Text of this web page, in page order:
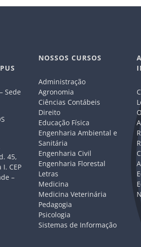
Sede
45,
CEP
–
NOSSOS CURSOS
Administração
Agronomia
Ciências Contábeis
Direito
Educação Física
Engenharia Ambiental e
Sanitária
Engenharia Civil
Engenharia Florestal
Letras
Medicina
Medicina Veterinária
Pedagogia
Psicologia
Sistemas de Informação